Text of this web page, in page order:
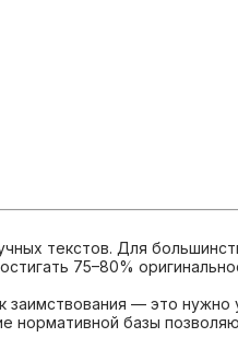
текстов. Для
75–80%
заимствования — это нужно
нормативной базы